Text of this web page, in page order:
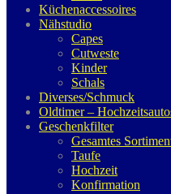
Küchenaccessoires
Nähstudio
Capes
Cutweste
Kinder
Schals
Diverses/Schmuck
Oldtimer –
Geschenkfilter
Gesamtes
Taufe
Hochzeit
Konfirmation